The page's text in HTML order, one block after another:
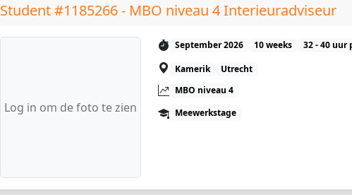
Student #1185266 - MBO niveau 4 Interieuradviseur
Log in om de foto te zien
September 2026 10 weeks
32 - 40 uur
Kamerik
Utrecht
MBO niveau 4
Meewerkstage